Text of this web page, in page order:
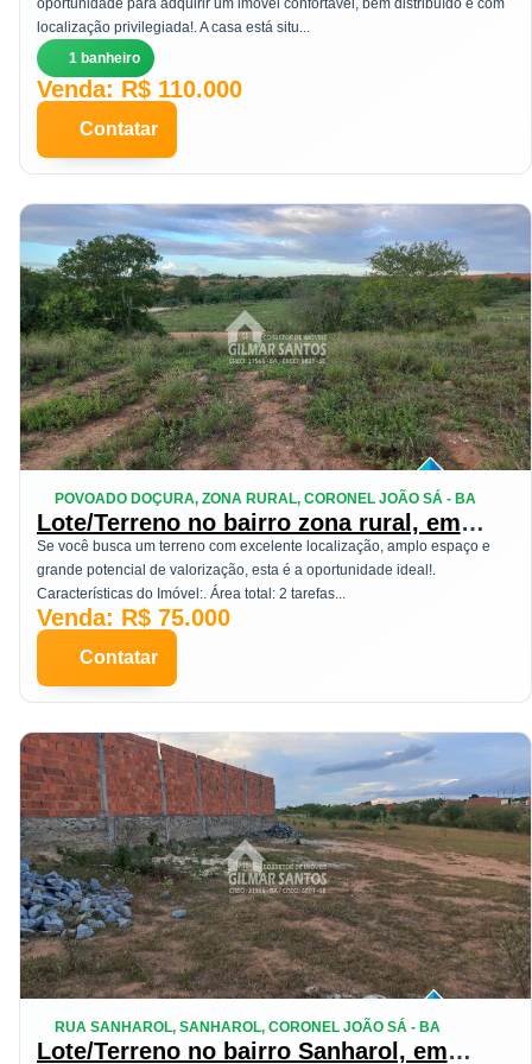
localização privilegiada!. A casa está situ...
1 banheiro
Venda: R$ 110.000
Contatar
POVOADO DOÇURA, ZONA RURAL, CORONEL JOÃO SÁ - BA
Lote/Terreno no bairro zona rural, em
Coronel João Sá
Se você busca um terreno com excelente localização, amplo espaço e
grande potencial de valorização, esta é a oportunidade ideal!.
Características do Imóvel:. Área total: 2 tarefas...
Venda: R$ 75.000
Contatar
RUA SANHAROL, SANHAROL, CORONEL JOÃO SÁ - BA
Lote/Terreno no bairro Sanharol, em